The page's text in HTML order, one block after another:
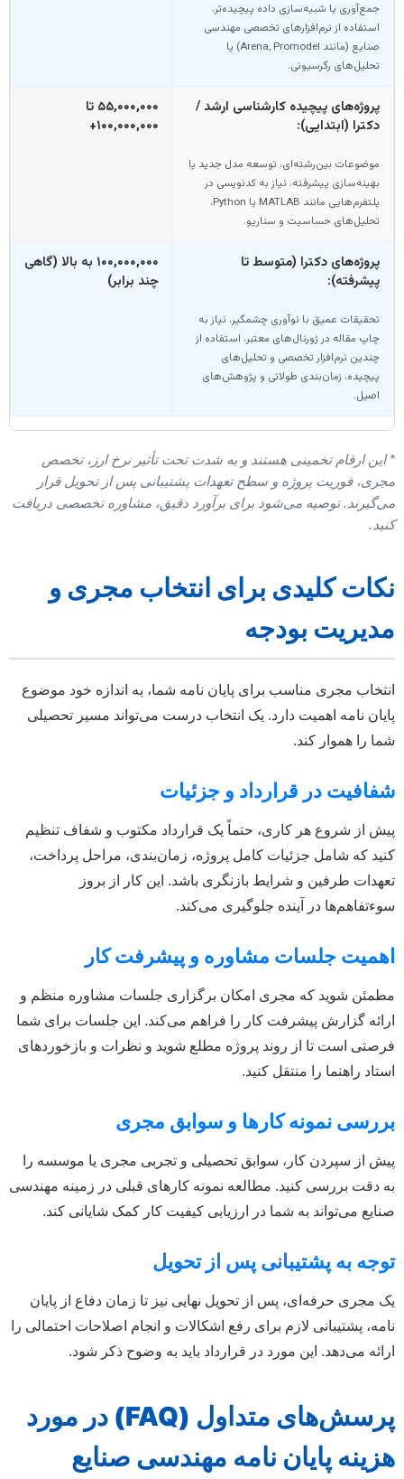
جمع‌آوری یا شبیه‌سازی داده پیچیده‌تر،
استفاده از نرم‌افزارهای تخصصی مهندسی
صنایع (مانند Arena, Promodel) یا
تحلیل‌های رگرسیونی.
پروژه‌های پیچیده کارشناسی ارشد /
دکترا (ابتدایی):
موضوعات بین‌رشته‌ای، توسعه مدل جدید یا
بهینه‌سازی پیشرفته، نیاز به کدنویسی در
پلتفرم‌هایی مانند MATLAB یا Python،
تحلیل‌های حساسیت و سناریو.
۵۵,۰۰۰,۰۰۰ تا
۱۰۰,۰۰۰,۰۰۰+
پروژه‌های دکترا (متوسط تا
پیشرفته):
تحقیقات عمیق با نوآوری چشمگیر، نیاز به
چاپ مقاله در ژورنال‌های معتبر، استفاده از
چندین نرم‌افزار تخصصی و تحلیل‌های
پیچیده، زمان‌بندی طولانی و پژوهش‌های
اصیل.
۱۰۰,۰۰۰,۰۰۰ به بالا (گاهی
چند برابر)
این ارقام تخمینی هستند و به شدت تحت تأثیر نرخ ارز، تخصص
فوریت پروژه و سطح تعهدات پشتیبانی پس از تحویل قرار
توصیه می‌شود برای برآورد دقیق، مشاوره تخصصی دریافت
کلیدی برای انتخاب مجری و
بودجه
مجری مناسب برای پایان نامه شما، به اندازه خود موضوع
نامه اهمیت دارد. یک انتخاب درست می‌تواند مسیر تحصیلی
را هموار کند.
در قرارداد و جزئیات
از شروع هر کاری، حتماً یک قرارداد مکتوب و شفاف تنظیم
که شامل جزئیات کامل پروژه، زمان‌بندی، مراحل پرداخت،
طرفین و شرایط بازنگری باشد. این کار از بروز
در آینده جلوگیری می‌کند.
جلسات مشاوره و پیشرفت کار
شوید که مجری امکان برگزاری جلسات مشاوره منظم و
گزارش پیشرفت کار را فراهم می‌کند. این جلسات برای شما
است تا از روند پروژه مطلع شوید و نظرات و بازخوردهای
راهنما را منتقل کنید.
نمونه کارها و سوابق مجری
از سپردن کار، سوابق تحصیلی و تجربی مجری یا موسسه را
دقت بررسی کنید. مطالعه نمونه کارهای قبلی در زمینه مهندسی
می‌تواند به شما در ارزیابی کیفیت کار کمک شایانی کند.
به پشتیبانی پس از تحویل
مجری حرفه‌ای، پس از تحویل نهایی نیز تا زمان دفاع از پایان
پشتیبانی لازم برای رفع اشکالات و انجام اصلاحات احتمالی را
می‌دهد. این مورد در قرارداد باید به وضوح ذکر شود.
پرسش‌های متداول (FAQ) در مورد
پایان نامه مهندسی صنایع